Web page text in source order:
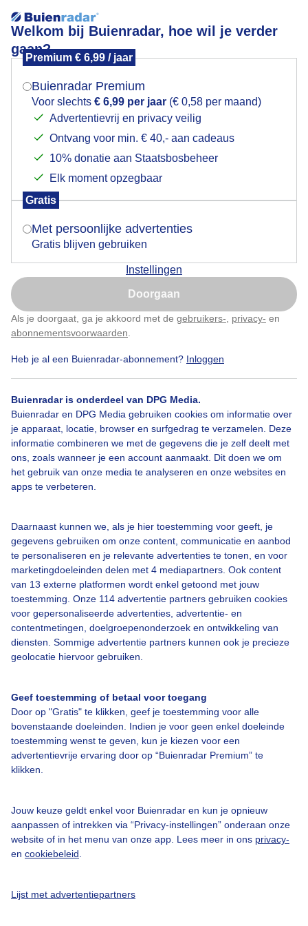
Welkom bij Buienradar, hoe wil je verder
gaan?
Premium € 6,99 / jaar
Buienradar Premium
Voor slechts € 6,99 per jaar (€ 0,58 per maand)
Advertentievrij en privacy veilig
Ontvang voor min. € 40,- aan cadeaus
10% donatie aan Staatsbosbeheer
Elk moment opzegbaar
Gratis
Met persoonlijke advertenties
Gratis blijven gebruiken
Instellingen
Doorgaan
Als je doorgaat, ga je akkoord met de gebruikers- privacy- en
abonnementsvoorwaarden
Heb je al een Buienradar-abonnement? Inloggen
Buienradar is onderdeel van DPG Media.
Buienradar en DPG Media gebruiken cookies om informatie over
je apparaat, locatie, browser en surfgedrag te verzamelen. Deze
informatie combineren we met de gegevens die je zelf deelt met
ons, zoals wanneer je een account aanmaakt. Dit doen we om
het gebruik van onze media te analyseren en onze websites en
apps te verbeteren.
Daarnaast kunnen we, als je hier toestemming voor geeft, je
gegevens gebruiken om onze content, communicatie en aanbod
te personaliseren en je relevante advertenties te tonen, en voor
marketingdoeleinden delen met 4 mediapartners. Ook content
van 13 externe platformen wordt enkel getoond met jouw
toestemming. Onze 114 advertentie partners gebruiken cookies
voor gepersonaliseerde advertenties, advertentie- en
contentmetingen, doelgroepenonderzoek en ontwikkeling van
diensten. Sommige advertentie partners kunnen ook je precieze
geolocatie hiervoor gebruiken.
Geef toestemming of betaal voor toegang
Door op "Gratis" te klikken, geef je toestemming voor alle
bovenstaande doeleinden. Indien je voor geen enkel doeleinde
toestemming wenst te geven, kun je kiezen voor een
advertentievrije ervaring door op “Buienradar Premium” te
klikken.
Jouw keuze geldt enkel voor Buienradar en kun je opnieuw
aanpassen of intrekken via “Privacy-instellingen” onderaan onze
website of in het menu van onze app. Lees meer in ons privacy-
en cookiebeleid
Lijst met advertentiepartners
herfstbesjes
Door: Gert de Bruijn Gemaakt: 12-08-2025, 47x bekeken
Natuur Besjes
Bekijk slideshow
Over Buienradar
Bedrijfsgegevens
Contact
Toegankelijkheid
Gebruikersvoorwaarden
Adverteren
Privacy beleid
Cookie beleid
Mogen we je locatie gebruiken voor het
Indien je hier nog geen akkoord op hebt gegeven,
verschijnt er zo een pop-up uit je browser waarin
Is goed, toon de popup
Nu niet, misschien later
Klik hierom dit aan te passen